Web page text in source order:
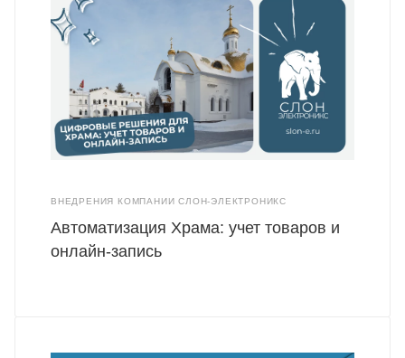
ВНЕДРЕНИЯ КОМПАНИИ СЛОН-ЭЛЕКТРОНИКС
Автоматизация Храма: учет товаров и
онлайн-запись